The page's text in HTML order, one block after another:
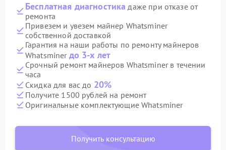
Бесплатная диагностика даже при отказе от
ремонта
Привезем и увезем майнер Whatsminer
собственной доставкой
Гарантия на наши работы по ремонту майнеров
Whatsminer до 3-х лет
Срочный ремонт майнеров Whatsminer в течении
часа
Скидка для вас до 20%
Получите 1500 рублей на ремонт
Оригинальные комплектующие Whatsminer
Получить консультацию